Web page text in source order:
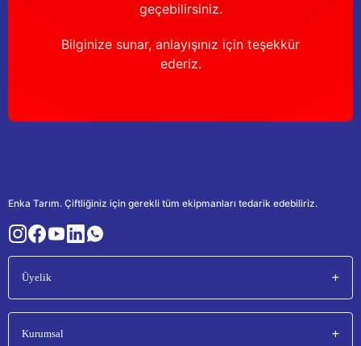
geçebilirsiniz.
Bilginize sunar, anlayışınız için teşekkür
ederiz.
Enka Tarım. Çiftliğiniz için gerekli tüm ekipmanları tedarik edebiliriz.
Üyelik
Kurumsal